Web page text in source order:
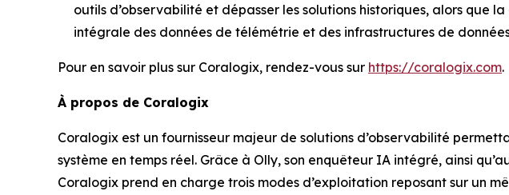
outils d’observabilité et dépasser les solutions historiques, alors que
intégrale des données de télémétrie et des infrastructures de
Pour en savoir plus sur Coralogix, rendez-vous sur https://coralogix.com.
À propos de Coralogix
Coralogix est un fournisseur majeur de solutions d’observabilité
système en temps réel. Grâce à Olly, son enquêteur IA intégré, ainsi
Coralogix prend en charge trois modes d’exploitation reposant sur un